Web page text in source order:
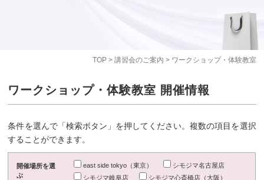
TOP> 講習会のご案内 > ワークショップ・体験教室
ワークショップ・体験教室 開催情報
条件を選んで「検索ボタン」を押してください。複数の項目を選択
することができます。
開催場所を選
ぶ
east side tokyo（東京）
シモジマ名古屋店
シモジマ岐阜店
シモジマ心斎橋店（大阪）